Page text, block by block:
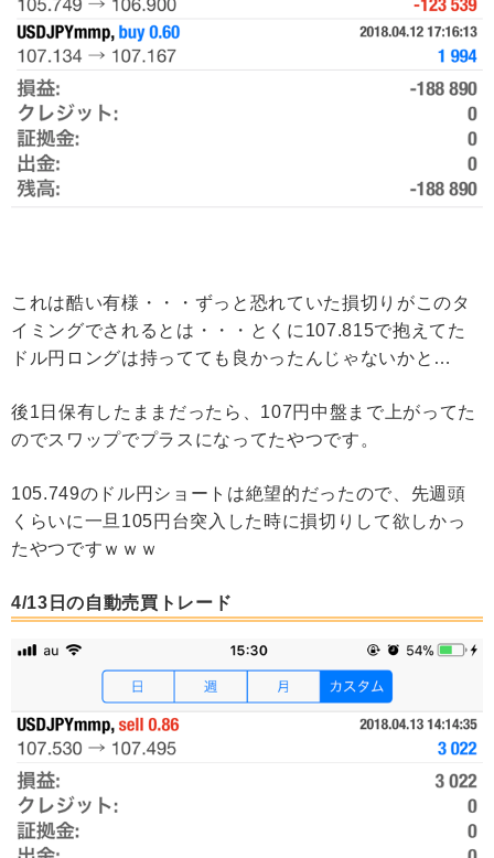
これは酷い有様・・・ずっと恐れていた損切りがこのタ
イミングでされるとは・・・とくに107.815で抱えてた
ドル円ロングは持ってても良かったんじゃないかと…
後1日保有したままだったら、107円中盤まで上がってた
のでスワップでプラスになってたやつです。
105.749のドル円ショートは絶望的だったので、先週頭
くらいに一旦105円台突入した時に損切りして欲しかっ
たやつですｗｗｗ
4/13日の自動売買トレード